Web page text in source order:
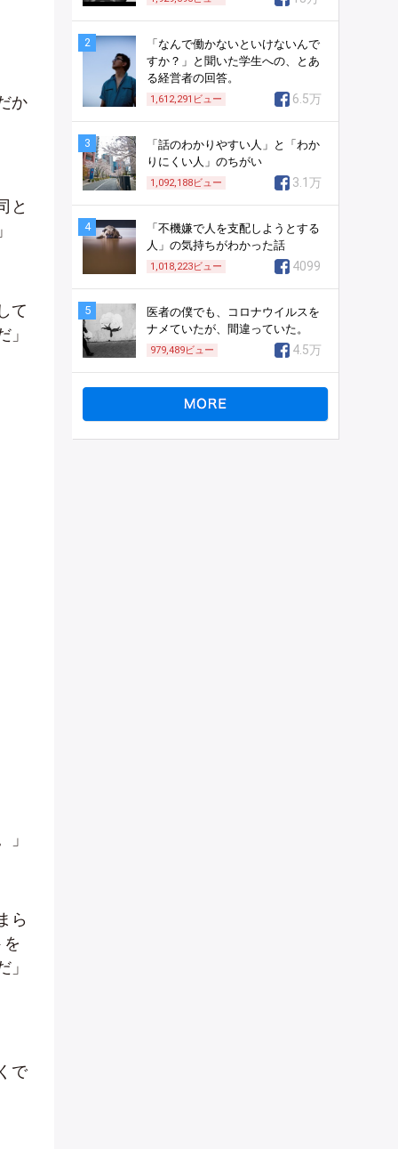
か
と
て
ら
で
2
「なんで働かないといけないんで
すか？」と聞いた学生への、とあ
る経営者の回答。
1,612,291 ビュー 6.5万
3
「話のわかりやすい人」と「わか
りにくい人」のちがい
1,092,188ビュー 3.1万
4
「不機嫌で人を支配しようとする
人」の気持ちがわかった話
1,018,223ビュー 4099
5
医者の僕でも、コロナウイルスを
ナメていたが、間違っていた。
979,489ビュー 4.5万